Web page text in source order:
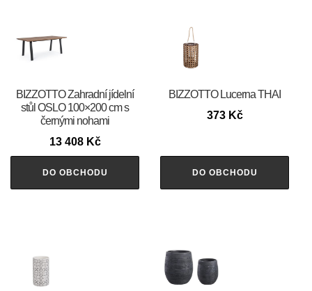
BIZZOTTO Zahradní jídelní
stůl OSLO 100×200 cm s
černými nohami
13 408 Kč
DO OBCHODU
BIZZOTTO Lucerna THAI
373 Kč
DO OBCHODU